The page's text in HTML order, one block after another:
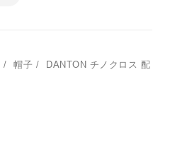
/ 帽子 / DANTON チノクロス 配